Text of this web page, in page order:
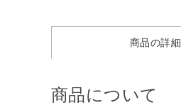
商品の詳細
商品について